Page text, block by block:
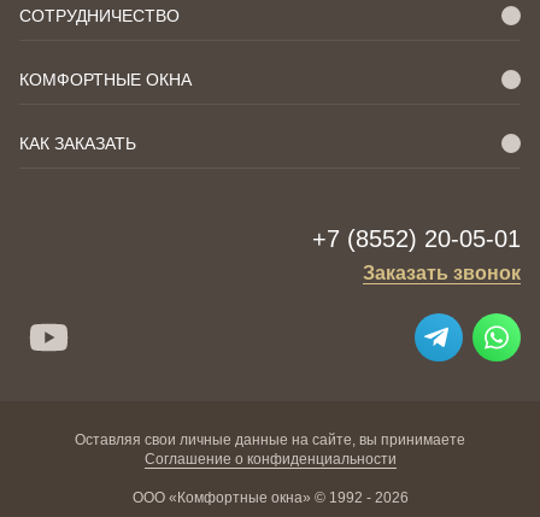
СОТРУДНИЧЕСТВО
КОМФОРТНЫЕ ОКНА
КАК ЗАКАЗАТЬ
+7 (8552) 20-05-01
Заказать звонок
Оставляя свои личные данные на сайте, вы принимаете
Соглашение о конфиденциальности
ООО «Комфортные окна» © 1992 - 2026